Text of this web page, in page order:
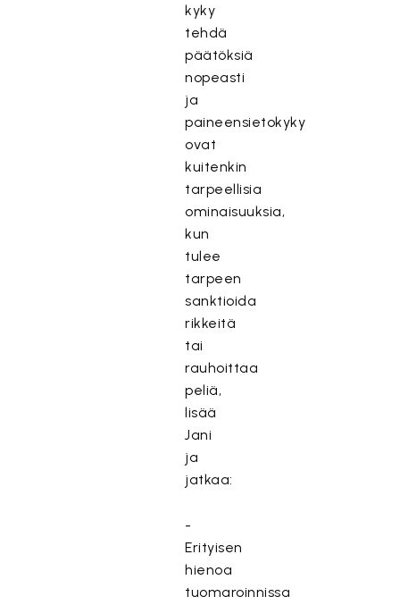
kyky
tehdä
päätöksiä
nopeasti
ja
paineensietokyky
ovat
kuitenkin
tarpeellisia
ominaisuuksia,
kun
tulee
tarpeen
sanktioida
rikkeitä
tai
rauhoittaa
peliä,
lisää
Jani
ja
jatkaa:
-
Erityisen
hienoa
tuomaroinnissa